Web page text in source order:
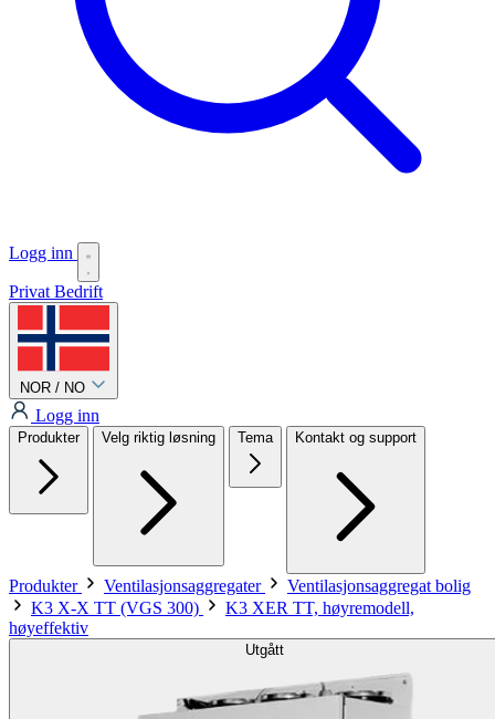
Logg inn
Privat Bedrift
NOR / NO
Logg inn
Produkter Velg riktig løsning Tema Kontakt og support
Produkter Ventilasjonsaggregater
Ventilasjonsaggregat bolig
K3 X-X TT (VGS 300)
K3 XER TT, høyremodell,
høyeffektiv
Utgått